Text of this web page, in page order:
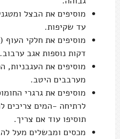
עד שקיפות.
דקות נוספות אגב ערבוב.
מוסיפים את העגבניות,
מערבבים היטב.
מוסיפים את גרגרי
לרתיחה -המים צריכים
תוסיפו עוד אם צריך.